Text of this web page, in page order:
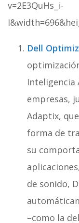
v=2E3QuHs_i-
Dell
Inteligencia
empresas,
Adaptix,
forma de
su
de sonido,
–como la